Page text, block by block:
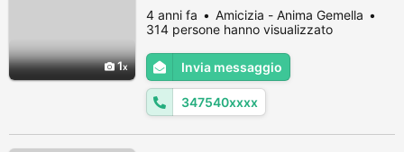
1
amante ora sto lottando solo x mio figlio di
4 anni... cerco ospitalità ho trovato un
lavoretto serale aiuto con spese e qualsiasi
lavoretto in casa...anche cn figli non c'è
problema che ami gli animali...se sei donna
single possiamo anche co...
4 anni fa
Amicizia - Anima Gemella
314 persone hanno visualizzato
Invia messaggio
347540xxxx